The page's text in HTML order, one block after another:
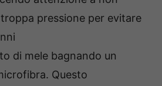
pressione per evitare
di mele bagnando un
Questo